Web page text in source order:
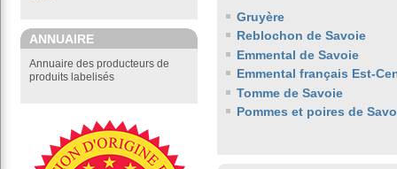
ANNUAIRE
Annuaire des producteurs de
produits labelisés
Gruyère
Reblochon de Savoie
Emmental de Savoie
Emmental français Est-
Tomme de Savoie
Pommes et poires de